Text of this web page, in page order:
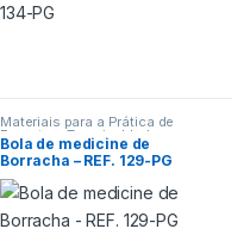
Materiais para a Prática de
Esportes Terceira Idade
Bola de medicine de
Borracha – REF. 129-PG